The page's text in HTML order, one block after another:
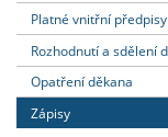
Platné vnitřní předpisy
Rozhodnutí a sdělení
Opatření děkana
Zápisy